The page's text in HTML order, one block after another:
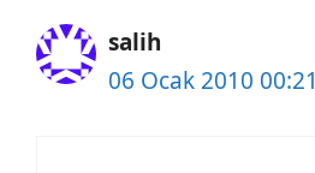
salih
06 Ocak 2010 00:21